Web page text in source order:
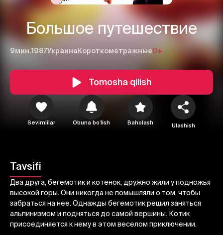
Большое путешествие
9мин.1987Украина Короткометражные0+
Tomosha qilish
Sevimlilar Obuna boʻlish Baholash Ulashish
Tavsifi
Два друга, бегемотик и котенок, дружно жили у подножья
высокой горы. Они никогда не помышляли о том, чтобы
забраться на нее. Однажды бегемотик решил заняться
альпинизмом и подняться до самой вершины. Котик
присоединяется к нему в этом веселом приключении.
1 2